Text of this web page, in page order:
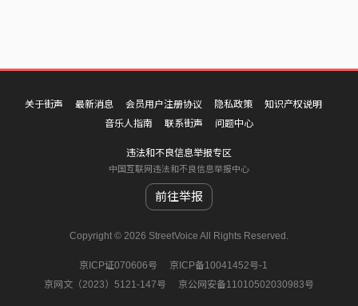
关于街声 最新消息 会员用户注册协议 隐私政策
知识产权说明
音乐人指南
联系街声 问题中心
违法和不良信息举报专区
中国互联网违法和不良信息举报中心
前往举报
Copyright © 2026 StreetVoice All Rights Reserved.
京ICP证070606号
京ICP备10041452号-1
京网文（2023）5121-147号
京公网安备11010502030983号